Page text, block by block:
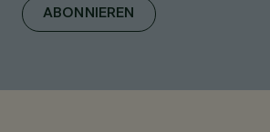
ABONNIEREN